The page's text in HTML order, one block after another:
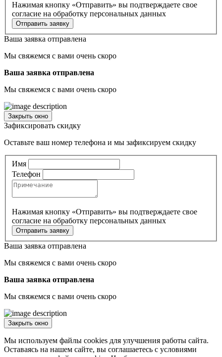
Нажимая кнопку «Отправить» вы подтверждаете свое
согласие на обработку персональных данных
Отправить заявку
Ваша заявка отправлена
Мы свяжемся с вами очень скоро
Ваша заявка отправлена
Мы свяжемся с вами очень скоро
Закрыть окно
Зафиксировать скидку
Оставьте ваш номер телефона и мы зафиксируем скидку
Имя
Телефон
Нажимая кнопку «Отправить» вы подтверждаете свое
согласие на обработку персональных данных
Отправить заявку
Ваша заявка отправлена
Мы свяжемся с вами очень скоро
Ваша заявка отправлена
Мы свяжемся с вами очень скоро
Закрыть окно
Мы используем файлы cookies для улучшения работы сайта.
Оставаясь на нашем сайте, вы соглашаетесь с условиями